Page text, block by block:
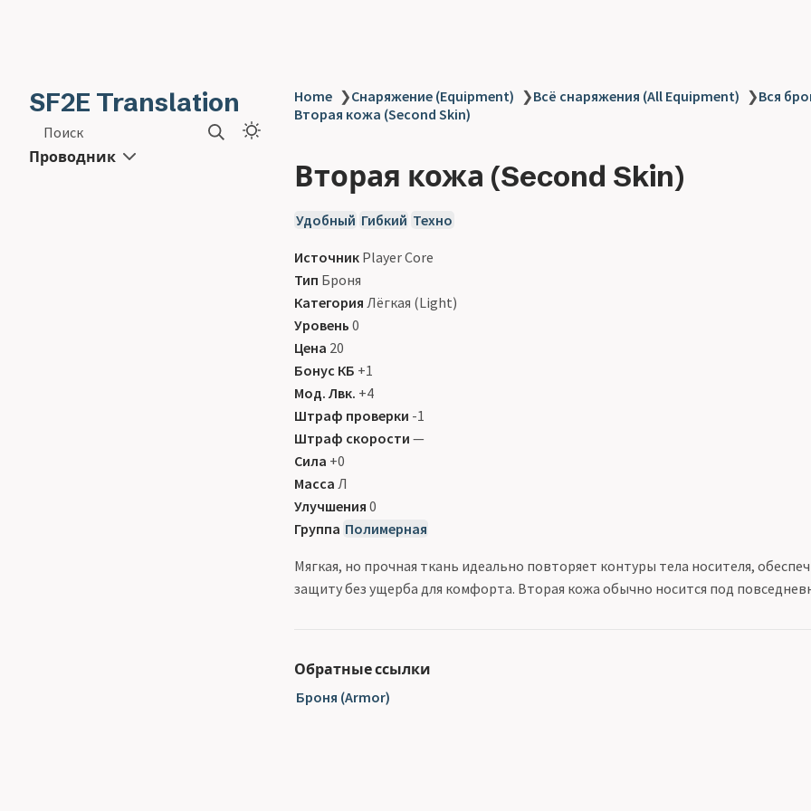
SF2E Translation
Поиск
Проводник
Home ❯Снаряжение (Equipment) ❯Всё снаряжения (All Equipment) ❯Вся
Вторая кожа (Second Skin)
Вторая кожа (Second Skin)
Удобный Гибкий Техно
Источник Player Core
Тип Броня
Категория Лёгкая (Light)
Уровень 0
Цена 20
Бонус КБ +1
Мод. Лвк. +4
Штраф проверки -1
Штраф скорости —
Сила +0
Масса Л
Улучшения 0
Группа Полимерная
Мягкая, но прочная ткань идеально повторяет контуры тела носителя,
защиту без ущерба для комфорта. Вторая кожа обычно носится под
Обратные ссылки
Броня (Armor)